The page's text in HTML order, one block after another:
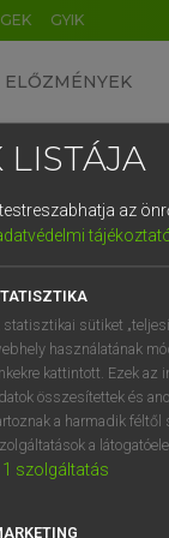
GYIK
ELŐZMÉNYEK
angol
fn puffball
keresése
LISTÁJA
az
statisztikai sütiket
használatának
kattintott. Ezek az
összesítettek és
a harmadik
a
1 szolgáltatás
DE CN FR ES IT
1 2 3
q w
a s d
í y